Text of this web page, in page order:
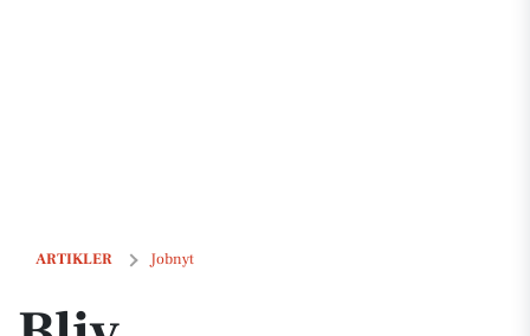
ARTIKLER Jobnyt
Bliv cafémedarbejder på Café Ingrid i skønne Gl. Skagen